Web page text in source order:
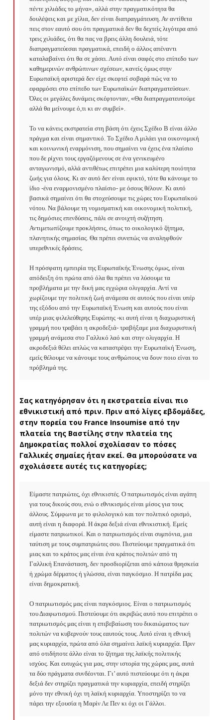
πέντε χιλιάδες το μήνα», αλλά στην πραγματικότητα θα
δουλέψεις και με χίλια, δεν είναι διαπραγμάτευση. Αν αντίθετα
πεις στον εαυτό σου ότι πραγματικά δεν θα δεχτείς λιγότερα από
τρεις χιλιάδες, ότι θα πας να βρεις άλλη δουλειά, τότε
διαπραγματεύεσαι πραγματικά, επειδή ο άλλος απέναντι
καταλαβαίνει ότι θα σε χάσει. Αυτό είναι σαφές στο επίπεδο των
καθημερινών ανθρώπινων σχέσεων, κανείς όμως στην
Ευρωπαϊκή αριστερά δεν είχε σκεφτεί σοβαρά πώς να το
εφαρμόσει στο επίπεδο των Ευρωπαϊκών διαπραγματεύσεων.
Όλες οι μεγάλες δυνάμεις σκέφτονταν, «Θα διαπραγματευτούμε
αλλά θα μείνουμε ό,τι κι αν συμβεί».
Το να κάνεις εκστρατεία στη βάση ότι έχεις Σχέδιο Β είναι άλλο
πράγμα και είναι σημαντικό. Το Σχέδιο Α μιλάει για οικονομική
και κοινωνική εναρμόνιση, που σημαίνει να έχεις ένα πλαίσιο
που δε ρίχνει τους εργαζόμενους σε ένα γενικευμένο
ανταγωνισμό, αλλά αντιθέτως επιτρέπει μια καλύτερη ποιότητα
ζωής για όλους. Κι αν αυτό δεν είναι εφικτό, τότε θα κάνουμε το
ίδιο -ένα εναρμονισμένο πλαίσιο- με όσους θέλουν. Κι αυτό
βασικά σημαίνει ότι θα στοχεύσουμε τις χώρες του Ευρωπαϊκού
νότου. Να βάλουμε τη νομισματική και οικονομική πολιτική,
τις δημόσιες επενδύσεις, πάλι σε ανοιχτή συζήτηση.
Αντιμετωπίζουμε προκλήσεις, όπως το οικολογικό ζήτημα,
πλανητικής σημασίας. Θα πρέπει συνεπώς να αναληφθούν
υπερεθνικές δράσεις.
Η πρόσφατη εμπειρία της Ευρωπαϊκής Ένωσης όμως, είναι
απόδειξη ότι πρώτα από όλα θα πρέπει να λύσουμε τα
προβλήματα με την δική μας εγχώρια ολιγαρχία. Αντί να
χωρίζουμε την πολιτική ζωή ανάμεσα σε αυτούς που είναι υπέρ
της εξόδου από την Ευρωπαϊκή Ένωση και αυτούς που είναι
υπέρ μιας φιλελεύθερης Ευρώπης -κι αυτή είναι η διαχωριστική
γραμμή που τραβάει η ακροδεξιά- τραβήξαμε μια διαχωριστική
γραμμή ανάμεσα στο Γαλλικό λαό και στην ολιγαρχία. Η
ακροδεξιά θέλει απλώς να καταστρέψει την Ευρωπαϊκή Ένωση,
εμείς θέλουμε να κάνουμε τους ανθρώπους να δουν ποιο είναι το
πρόβλημά της.
Σας κατηγόρησαν ότι η εκστρατεία είναι πιο
εθνικιστική από πριν. Πριν από λίγες εβδομάδες,
στην πορεία του France Insoumise από την
πλατεία της Βαστίλης στην πλατεία της
Δημοκρατίας πολλοί σχολίασαν το πόσες
Γαλλικές σημαίες ήταν εκεί. Θα μπορούσατε να
σχολιάσετε αυτές τις κατηγορίες;
Είμαστε πατριώτες, όχι εθνικιστές. Ο πατριωτισμός είναι αγάπη
για τους δικούς σου, ενώ ο εθνικισμός είναι μίσος για τους
άλλους. Σύμφωνα με το φιλολογικό και τον πολιτικό ορισμό,
αυτή είναι η διαφορά. Η άκρα δεξιά είναι εθνικιστική. Εμείς
είμαστε πατριωτικοί. Και ο πατριωτισμός είναι συμπόνια, μια
ταύτιση με τους συμπατριώτες σου. Πιστεύουμε πραγματικά ότι
μιας και το κράτος μας είναι ένα κράτος πολιτών από τη
Γαλλική Επανάσταση, δεν προσδιορίζεται από κάποια θρησκεία
ή χρώμα δέρματος ή γλώσσα, είναι παγκόσμιο. Η πατρίδα μας
είναι δημοκρατική.
Ο πατριωτισμός μας είναι παγκόσμιος. Είναι ο πατριωτισμός
του Διαφωτισμού. Πιστεύουμε ότι ακριβώς αυτό που επιτρέπει ο
πατριωτισμός μας είναι η επιβεβαίωση του δικαιώματος των
πολιτών να κυβερνούν τους εαυτούς τους. Αυτό είναι η εθνική
μας κυριαρχία, πρώτα από όλα σημαίνει λαϊκή κυριαρχία. Πριν
από οτιδήποτε άλλο είναι το ζήτημα της λαϊκής πολιτικής
ισχύος. Και ευτυχώς για μας, στην ιστορία της χώρας μας, αυτά
τα δύο πράγματα συνδέονται. Γι’ αυτό πιστεύουμε ότι η άκρα
δεξιά δεν στηρίζει πραγματικά την κυριαρχία, επειδή στηρίζει
μόνο την εθνική όχι τη λαϊκή κυριαρχία. Υποστηρίζει το να
πάρει την εξουσία η Μαρίν Λε Πεν κι όχι οι Γάλλοι.